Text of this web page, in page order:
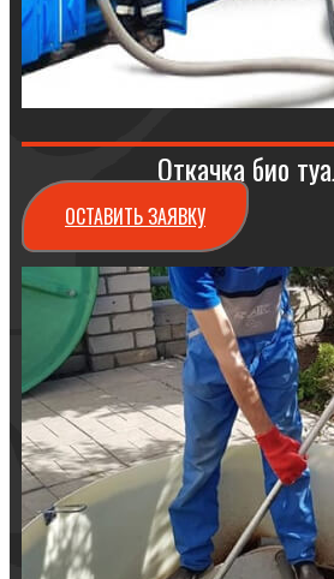
Откачка био
ОСТАВИТЬ ЗАЯВКУ